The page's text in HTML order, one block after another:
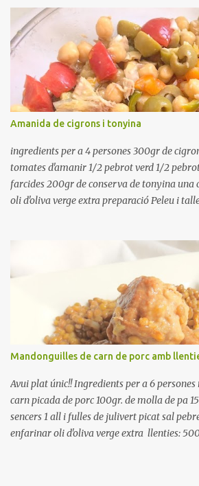
quan arrenca el bull, canvieu l'aigua bullint,
repetiu dues o tres vegades, abaixeu el foc
o tres vegades afegint aigua freda, han de
be, sense bullir i sempre sempre, amb l'olla
hora i mitja. Saleu 10 minuts abans de
vosaltres el moment en que ja estan
refredar en la mateixa olla. El caldo de
utilitzar per una crema o sopa.
Preparación Ponga las judías a r...
Amanida de cigrons i tonyina
ingredients per a 4 persones 300gr de
tomates d'amanir 1/2 pebrot verd 1/2
farcides 200gr de conserva de tonyina una
oli d'oliva verge extra preparació Peleu i
Renteu les tomates i talleu-les a octaus.
rodanxes. Una hora abans de portar a la
ben escorreguts, en un bol, amb la resta
el pebrot, la ceba, (escorreguda), les olives i
Amaniu amb sal i oli... bon profit!!
Mandonguilles de carn de porc amb
Avui plat únic!! Ingredients per a 6
carn picada de porc 100gr. de molla de pa
sencers 1 all i fulles de julivert picat sal
enfarinar oli d'oliva verge extra llenties: